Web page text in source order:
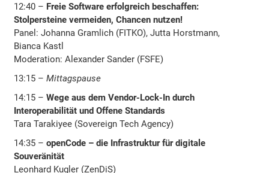
12:40 – Freie Software erfolgreich beschaffen:
Stolpersteine vermeiden, Chancen nutzen!
Panel: Johanna Gramlich (FITKO), Jutta Horstmann,
Bianca Kastl
Moderation: Alexander Sander (FSFE)
13:15 –Mittagspause
14:15 –Wege aus dem Vendor-Lock-In durch
Interoperabilität und Offene Standards
Tara Tarakiyee (Sovereign Tech Agency)
14:35 –openCode – die Infrastruktur für digitale
Souveränität
Leonhard Kugler (ZenDiS)